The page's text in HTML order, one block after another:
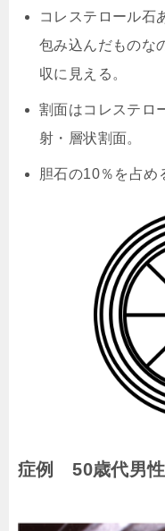
コレステロール石
包み込んだものな
収に見える。
割面はコレステロ
射・層状割面。
胆石の10％を占め
症例 50歳代男性